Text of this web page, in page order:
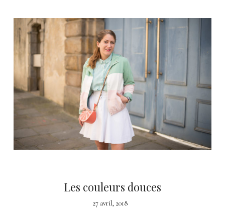
Les couleurs douces
27 avril, 2018